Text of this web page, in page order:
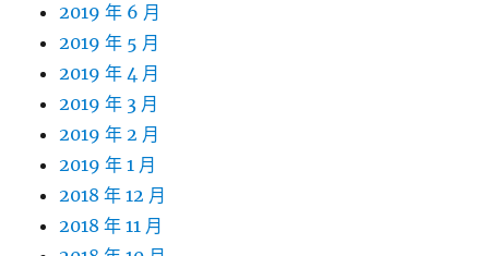
2019 年 6 月
2019 年 5 月
2019 年 4 月
2019 年 3 月
2019 年 2 月
2019 年 1 月
2018 年 12 月
2018 年 11 月